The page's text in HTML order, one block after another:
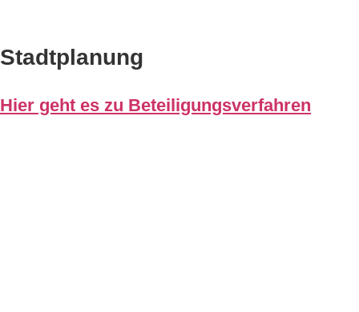
Stadtplanung
Hier geht es zu Beteiligungsverfahren